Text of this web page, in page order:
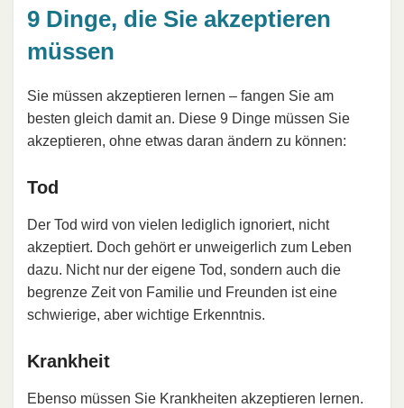
9 Dinge, die Sie akzeptieren
müssen
Sie müssen akzeptieren lernen – fangen Sie am
besten gleich damit an. Diese 9 Dinge müssen Sie
akzeptieren, ohne etwas daran ändern zu können:
Tod
Der Tod wird von vielen lediglich ignoriert, nicht
akzeptiert. Doch gehört er unweigerlich zum Leben
dazu. Nicht nur der eigene Tod, sondern auch die
begrenze Zeit von Familie und Freunden ist eine
schwierige, aber wichtige Erkenntnis.
Krankheit
Ebenso müssen Sie Krankheiten akzeptieren lernen.